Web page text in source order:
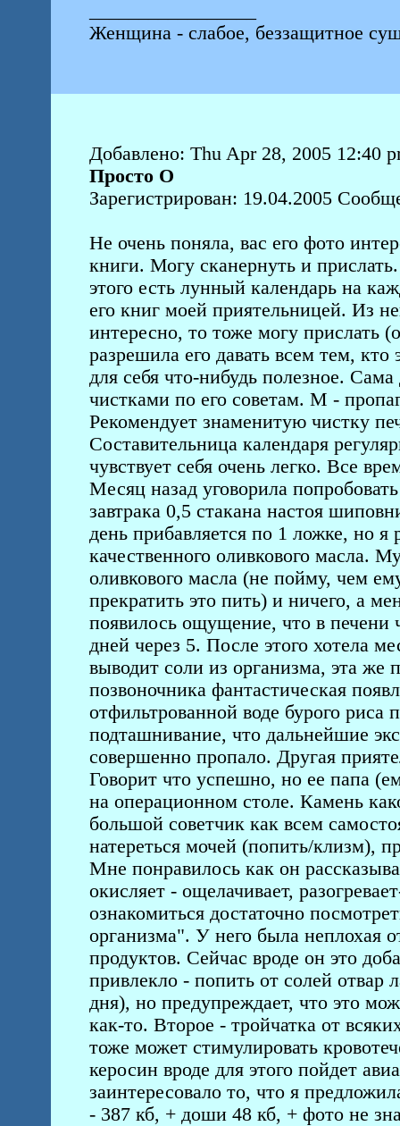
Женщина - слабое, беззащитное
Добавлено: Thu Apr 28, 2005 12:40
Просто О
Зарегистрирован: 19.04.2005
Не очень поняла, вас его фото
книги. Могу сканернуть и
этого есть лунный календарь на
его книг моей приятельницей. Из
интересно, то тоже могу прислать
разрешила его давать всем тем,
для себя что-нибудь полезное.
чистками по его советам. М -
Рекомендует знаменитую чистку
Составительница календаря
чувствует себя очень легко. Все
Месяц назад уговорила
завтрака 0,5 стакана настоя
день прибавляется по 1 ложке, но
качественного оливкового масла.
оливкового масла (не пойму, чем
прекратить это пить) и ничего, а
появилось ощущение, что в печени
дней через 5. После этого хотела
выводит соли из организма, эта же
позвоночника фантастическая
отфильтрованной воде бурого риса
подташнивание, что дальнейшие
совершенно пропало. Другая
Говорит что успешно, но ее папа
на операционном столе. Камень
большой советчик как всем
натереться мочей (попить/клизм),
Мне понравилось как он
окисляет - ощелачивает,
ознакомиться достаточно
организма". У него была неплохая
продуктов. Сейчас вроде он это
привлекло - попить от солей отвар
дня), но предупреждает, что это
как-то. Второе - тройчатка от
тоже может стимулировать
керосин вроде для этого пойдет
заинтересовало то, что я
- 387 кб, + доши 48 кб, + фото не